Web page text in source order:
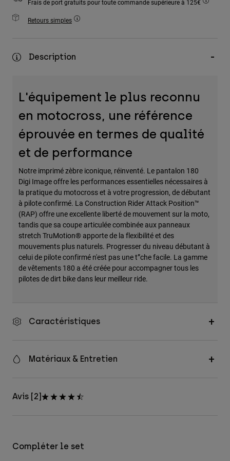
Accessoires
Chapeaux et Casquettes
Frais de port gratuits pour toute commande supérieure à 125€
Retours simples
Description
L'équipement le plus reconnu
en motocross, une référence
éprouvée en termes de qualité
et de performance
Notre imprimé zèbre iconique, réinventé. Le pantalon 180
Digi Image offre les performances essentielles nécessaires à
la pratique du motocross et à votre progression, de débutant
à pilote confirmé. La Construction Rider Attack Position™
(RAP) offre une excellente liberté de mouvement sur la moto,
tandis que sa coupe articulée combinée aux panneaux
stretch TruMotion® apporte de la flexibilité et des
mouvements plus naturels. Progresser du niveau débutant à
celui de pilote confirmé n'est pas une t”che facile. La gamme
de vêtements 180 a été créée pour accompagner tous les
pilotes de dirt bike dans leur meilleur ride.
Caractéristiques
Matériaux & Entretien
Avis [2]
Compléter le set